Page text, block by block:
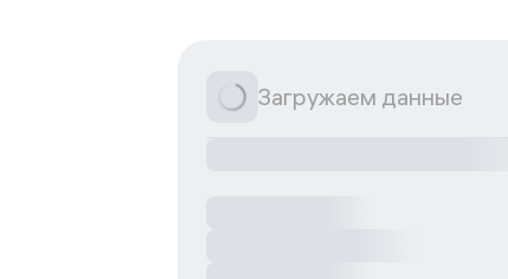
Загружаем данные